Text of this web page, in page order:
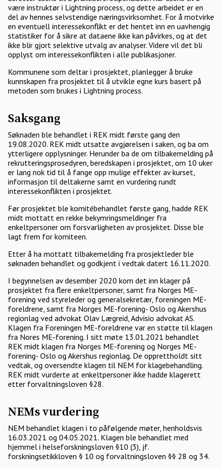
være instruktør i Lightning process, og dette arbeidet er en
del av hennes selvstendige næringsvirksomhet. For å motvirke
en eventuell interessekonflikt er det hentet inn en uavhengig
statistiker for å sikre at dataene ikke kan påvirkes, og at det
ikke blir gjort selektive utvalg av analyser. Videre vil det bli
opplyst om interessekonflikten i alle publikasjoner.
Kommunene som deltar i prosjektet, planlegger å bruke
kunnskapen fra prosjektet til å utvikle egne kurs basert på
metoden som brukes i Lightning process.
Saksgang
Søknaden ble behandlet i REK midt første gang den
19.08.2020. REK midt utsatte avgjørelsen i saken, og ba om
ytterligere opplysninger. Herunder ba de om tilbakemelding på
rekrutteringsprosedyren, beredskapen i prosjektet, om 10 uker
er lang nok tid til å fange opp mulige effekter av kurset,
informasjon til deltakerne samt en vurdering rundt
interessekonflikten i prosjektet.
Før prosjektet ble komitébehandlet første gang, hadde REK
midt mottatt en rekke bekymringsmeldinger fra
enkeltpersoner om forsvarligheten av prosjektet. Disse ble
lagt frem for komiteen.
Etter å ha mottatt tilbakemelding fra prosjektleder ble
søknaden behandlet og godkjent i vedtak datert 16.11.2020.
I begynnelsen av desember 2020 kom det inn klager på
prosjektet fra flere enkeltpersoner, samt fra Norges ME-
forening ved styreleder og generalsekretær, foreningen ME-
foreldrene, samt fra Norges ME-forening- Oslo og Akershus
regionlag ved advokat Olav Lægreid, Advisio advokat AS.
Klagen fra Foreningen ME-foreldrene var en støtte til klagen
fra Nores ME-forening. I sitt møte 13.01.2021 behandlet
REK midt klagen fra Norges ME-forening og Norges ME-
forening- Oslo og Akershus regionlag. De opprettholdt sitt
vedtak, og oversendte klagen til NEM for klagebehandling.
REK midt vurderte at enkeltpersoner ikke hadde klagerett
etter forvaltningsloven §28.
NEMs vurdering
NEM behandlet klagen i to påfølgende møter, henholdsvis
16.03.2021 og 04.05.2021. Klagen ble behandlet med
hjemmel i helseforskningsloven §10 (3), jf.
forskningsetikkloven § 10 og forvaltningsloven §§ 28 og 34.